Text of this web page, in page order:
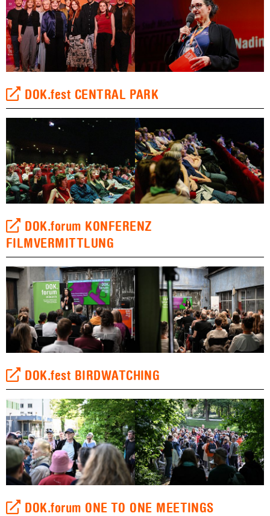
DOK.fest CENTRAL PARK
DOK.forum KONFERENZ
FILMVERMITTLUNG
DOK.fest BIRDWATCHING
DOK.forum ONE TO ONE MEETINGS